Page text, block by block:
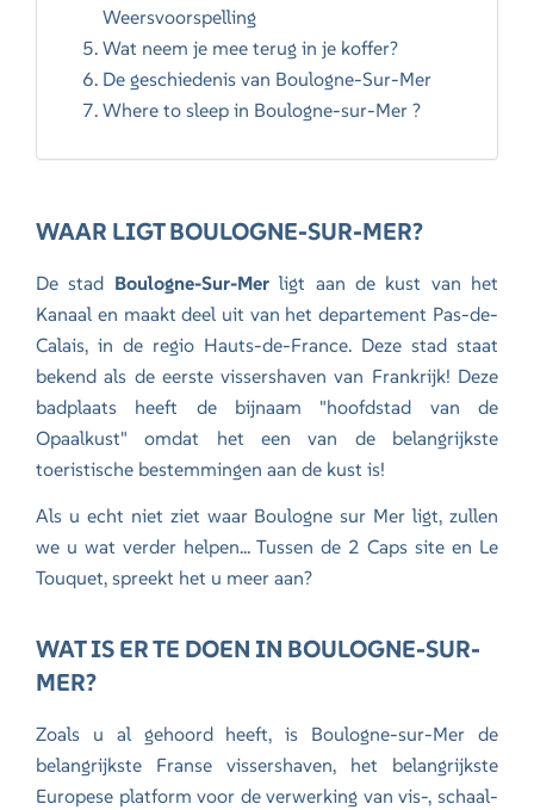
Weersvoorspelling
Wat neem je mee terug in je koffer?
De geschiedenis van Boulogne-Sur-Mer
Where to sleep in Boulogne-sur-Mer ?
WAAR LIGT BOULOGNE-SUR-MER?
De stad Boulogne-Sur-Merligt aan de kust van het
Kanaal en maakt deel uit van het departement Pas-de-
Calais, in de regio Hauts-de-France. Deze stad staat
bekend als de eerste vissershaven van Frankrijk! Deze
badplaats heeft de bijnaam "hoofdstad van de
Opaalkust" omdat het een van de belangrijkste
toeristische bestemmingen aan de kust is!
Als u echt niet ziet waar Boulogne sur Mer ligt, zullen
we u wat verder helpen... Tussen de 2 Caps site en Le
Touquet, spreekt het u meer aan?
WAT IS ER TE DOEN IN BOULOGNE-SUR-
MER?
Zoals u al gehoord heeft, is Boulogne-sur-Mer de
belangrijkste Franse vissershaven, het belangrijkste
Europese platform voor de verwerking van vis-, schaal-